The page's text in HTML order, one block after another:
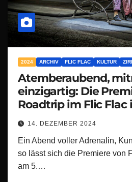
2024 ARCHIV FLIC FLAC KULTUR
Atemberaubend,
einzigartig: Die
Roadtrip im Flic Flac
14. DEZEMBER 2024
Ein Abend voller Adrenalin,
so lässt sich die Premiere von
am 5.…